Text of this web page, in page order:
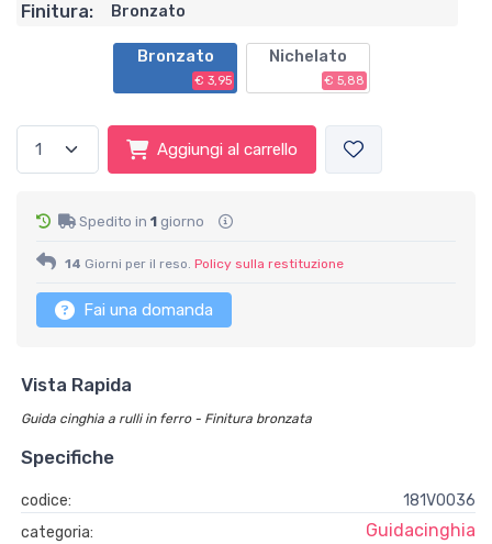
Finitura: Bronzato
Bronzato
€ 3,95
Nichelato
€ 5,88
Aggiungi al carrello
Spedito in 1 giorno
14 Giorni per il reso. Policy sulla restituzione
Fai una domanda
Vista Rapida
Guida cinghia a rulli in ferro - Finitura bronzata
Specifiche
codice:
181V0036
categoria:
Guidacinghia